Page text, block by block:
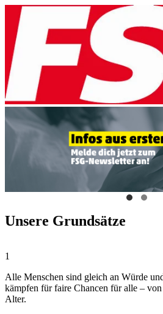
Unsere Grundsätze
1
Alle Menschen sind gleich an Würde
kämpfen für faire Chancen für alle –
Alter.